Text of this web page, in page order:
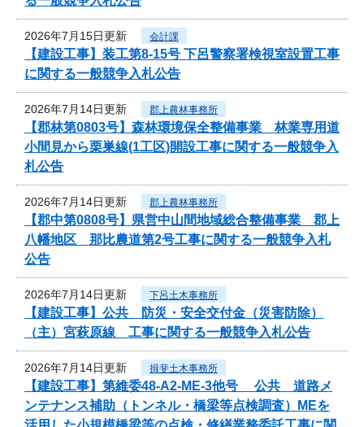
2026年7月15日更新 会計課
【建設工事】装工第8-15号 下呂警察署検視室設置工事
に関する一般競争入札公告
2026年7月14日更新 郡上農林事務所
【郡林第0803号】森林環境保全整備事業 林業専用道
小間見から栗巣線(1工区)開設工事に関する一般競争入
札公告
2026年7月14日更新 郡上農林事務所
【郡中第0808号】県営中山間地域総合整備事業 郡上
八幡地区 那比農道第2号工事に関する一般競争入札
公告
2026年7月14日更新 下呂土木事務所
【建設工事】公共 防災・安全交付金（災害防除）
（主）宮萩原線 工事に関する一般競争入札公告
2026年7月14日更新 揖斐土木事務所
【建設工事】第維委48-A2-ME-3他号 公共 道路メ
ンテナンス補助（トンネル・橋梁等点検調査）MEを